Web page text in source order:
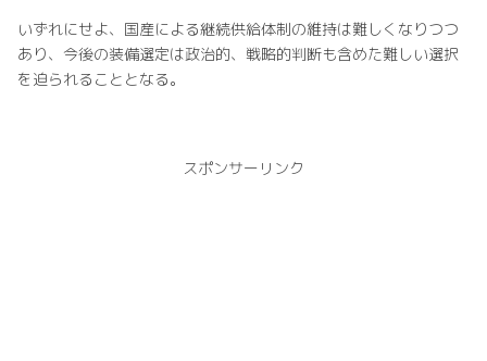
いずれにせよ、国産による継続供給体制の維持は難しくなりつつ
あり、今後の装備選定は政治的、戦略的判断も含めた難しい選択
を迫られることとなる。
スポンサーリンク